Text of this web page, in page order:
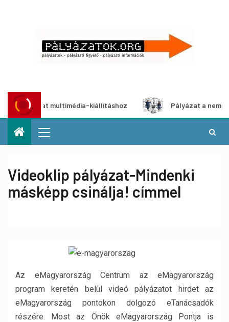
multimédia-kiállításhoz Pályázat a nemek
Videoklip pályázat-Mindenki
másképp csinálja! címmel
Az eMagyarország Centrum az eMagyarország
program keretén belül videó pályázatot hirdet az
eMagyarország pontokon dolgozó eTanácsadók
részére. Most az Önök eMagyarország Pontja is